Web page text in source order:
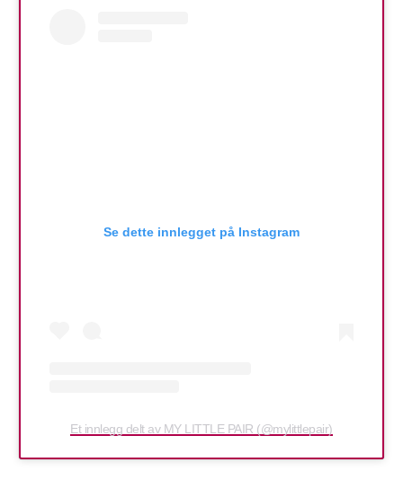
Se dette innlegget på Instagram
Et innlegg delt av MY LITTLE PAIR (@mylittlepair)